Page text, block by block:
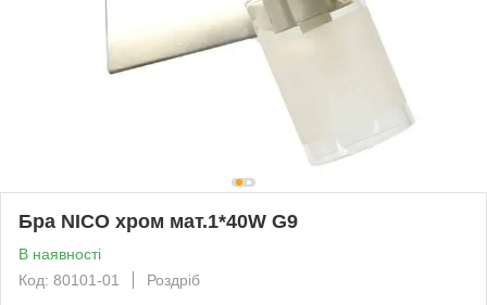
Бра NICO хром мат.1*40W G9
В наявності
Код: 80101-01
Роздріб